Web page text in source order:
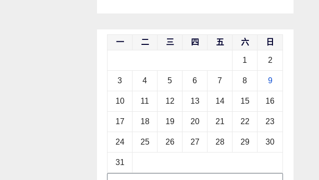
一 二 三 四 五 六 日
1 2
3 4 5 6 7 8 9
10 11 12 13 14 15 16
17 18 19 20 21 22 23
24 25 26 27 28 29 30
31